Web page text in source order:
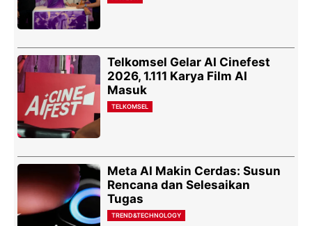
Telkomsel Gelar AI Cinefest
2026, 1.111 Karya Film AI
Masuk
TELKOMSEL
Meta AI Makin Cerdas: Susun
Rencana dan Selesaikan
Tugas
TREND&TECHNOLOGY